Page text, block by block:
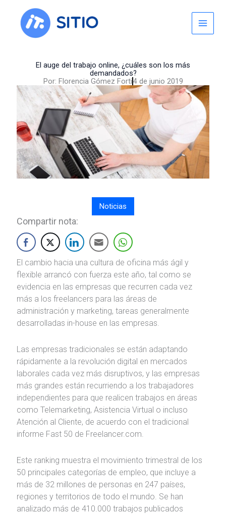
content
El auge del trabajo online, ¿cuáles son los más
demandados?
Por: Florencia Gómez Forti4 de junio 2019
Noticias
Compartir nota:
El cambio hacia una cultura de oficina más ágil y
flexible arrancó con fuerza este año, tal como se
evidencia en las empresas que recurren cada vez
más a los freelancers para las áreas de
administración y marketing, tareas generalmente
desarrolladas in-house en las empresas.
Las empresas tradicionales se están adaptando
rápidamente a la revolución digital en mercados
laborales cada vez más disruptivos, y las empresas
más grandes están recurriendo a los trabajadores
independientes para que realicen trabajos en áreas
como Telemarketing, Asistencia Virtual o incluso
Atención al Cliente, de acuerdo con el tradicional
informe Fast 50 de Freelancer.com.
Este ranking muestra el movimiento trimestral de los
50 principales categorías de empleo, que incluye a
más de 32 millones de personas en 247 países,
regiones y territorios de todo el mundo. Se han
analizado más de 410.000 trabajos publicados